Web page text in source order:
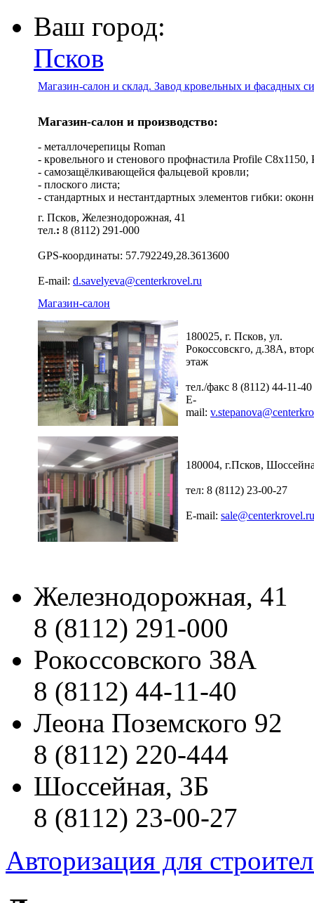
Ваш город:
Псков
Магазин-салон и склад. Завод кровельных и фасадных
Магазин-салон и производство:
- металлочерепицы Roman
- кровельного и стенового профнастила Profile
- самозащёлкивающейся фальцевой кровли;
- плоского листа;
- стандартных и нестантдартных элементов гибки:
г. Псков, Железнодорожная, 41
тел.: 8 (8112) 291-000
GPS-координаты: 57.792249,28.3613600
E-mail: d.savelyeva@centerkrovel.ru
Магазин-салон
180025, г. Псков, ул.
Рокоссовскго, д.38А,
этаж
тел./факс 8 (8112) 44-11-40
E-
mail:
180004, г.Псков,
тел: 8 (8112) 23-00-27
E-mail: sale@centerkrovel.ru
Железнодорожная, 41
8 (8112) 291-000
Рокоссовского 38А
8 (8112) 44-11-40
Леона Поземского 92
8 (8112) 220-444
Шоссейная, 3Б
8 (8112) 23-00-27
Авторизация для